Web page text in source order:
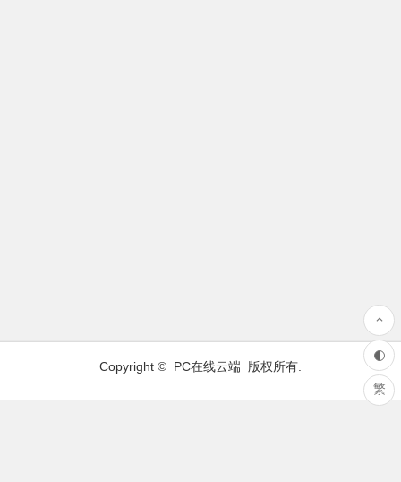
Copyright © PC在线云端 版权所有.
繁